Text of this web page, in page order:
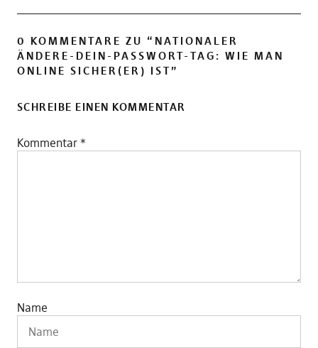
0 KOMMENTARE ZU “ NATIONALER
ÄNDERE-DEIN-PASSWORT-TAG: WIE MAN
ONLINE SICHER(ER) IST”
SCHREIBE EINEN KOMMENTAR
Kommentar *
Name